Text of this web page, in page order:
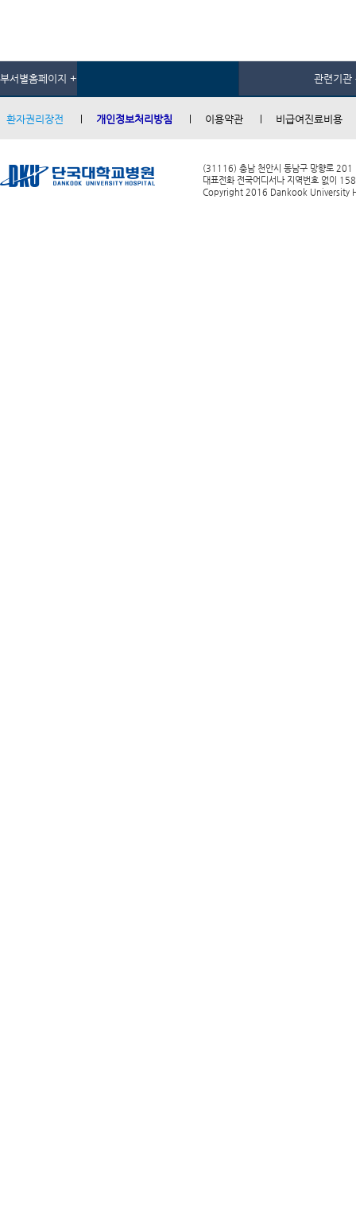
부서별홈페이지 + 관련기관
환자권리장전 개인정보처리방침 이용약관 비급여진료비용
(31116) 충남 천안시 동남구 망향로 201
대표전화 전국어디서나 지역번호 없이
Copyright 2016 Dankook University